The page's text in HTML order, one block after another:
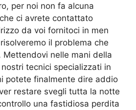
per noi non fa alcuna
ci avrete contattato
da voi fornitoci in men
il problema che
Mettendovi nelle mani della
tecnici specializzati in
potete finalmente dire addio
restare svegli tutta la notte
una fastidiosa perdita